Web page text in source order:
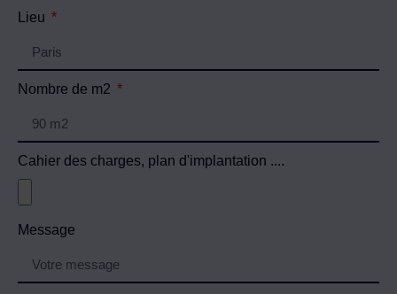
Lieu
Nombre de m2
Cahier des charges, plan d'implantation ....
Message